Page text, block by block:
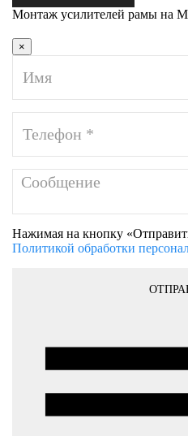
Монтаж усилителей рамы на
×
Нажимая на кнопку
Политикой обработки